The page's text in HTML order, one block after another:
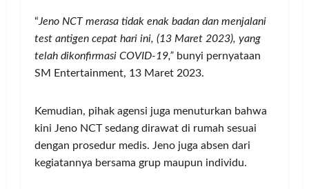
“Jeno NCT merasa tidak enak badan dan menjalani
test antigen cepat hari ini, (13 Maret 2023), yang
telah dikonfirmasi COVID-19,” bunyi pernyataan
SM Entertainment, 13 Maret 2023.
Kemudian, pihak agensi juga menuturkan bahwa
kini Jeno NCT sedang dirawat di rumah sesuai
dengan prosedur medis. Jeno juga absen dari
kegiatannya bersama grup maupun individu.